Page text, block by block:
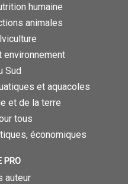
humaine
animales
environnement
Sud
et aquacoles
et de la terre
tous
économiques
PRO
auteur